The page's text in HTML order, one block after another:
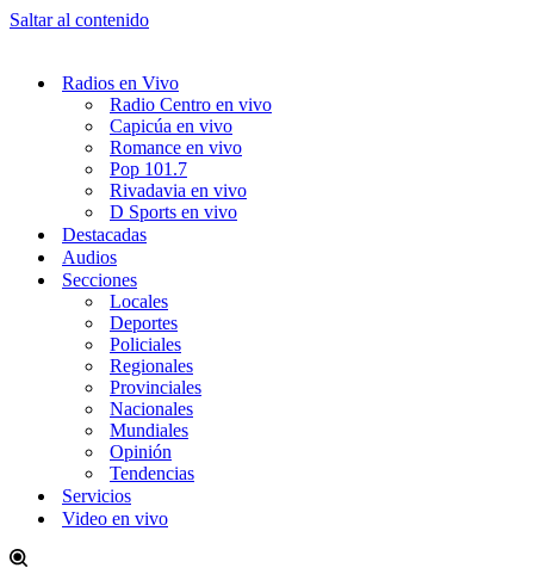
Saltar al contenido
Radios en Vivo
Radio Centro en vivo
Capicúa en vivo
Romance en vivo
Pop 101.7
Rivadavia en vivo
D Sports en vivo
Destacadas
Audios
Secciones
Locales
Deportes
Policiales
Regionales
Provinciales
Nacionales
Mundiales
Opinión
Tendencias
Servicios
Video en vivo